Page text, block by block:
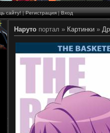
сайту!|Регистрация|Вход
Наруто портал » Картинки »